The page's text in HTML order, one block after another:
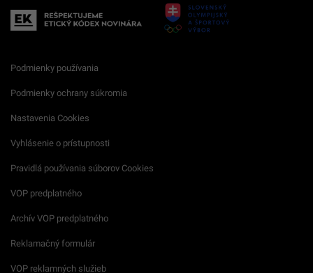
Podmienky používania
Podmienky ochrany súkromia
Nastavenia Cookies
Vyhlásenie o prístupnosti
Pravidlá používania súborov Cookies
VOP predplatného
Archív VOP predplatného
Reklamačný formulár
VOP reklamných služieb